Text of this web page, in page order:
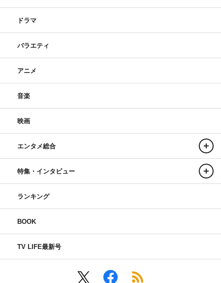
ドラマ
バラエティ
アニメ
音楽
映画
エンタメ総合
特集・インタビュー
ランキング
BOOK
TV LIFE最新号